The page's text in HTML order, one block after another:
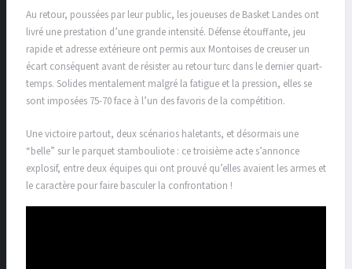
Au retour, poussées par leur public, les joueuses de Basket Landes ont
livré une prestation d’une grande intensité. Défense étouffante, jeu
rapide et adresse extérieure ont permis aux Montoises de creuser un
écart conséquent avant de résister au retour turc dans le dernier quart-
temps. Solides mentalement malgré la fatigue et la pression, elles se
sont imposées 75-70 face à l’un des favoris de la compétition.
Une victoire partout, deux scénarios haletants, et désormais une
“belle” sur le parquet stambouliote : ce troisième acte s’annonce
explosif, entre deux équipes qui ont prouvé qu’elles avaient les armes et
le caractère pour faire basculer la confrontation !